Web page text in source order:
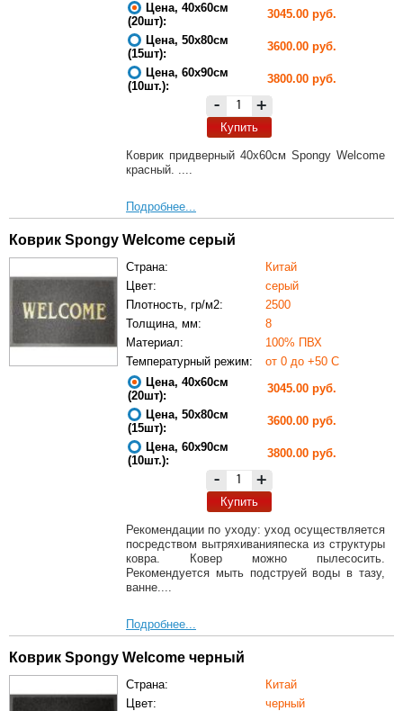
Цена, 40х60см
(20шт):
3045.00 руб.
Цена, 50х80см
(15шт):
3600.00 руб.
Цена, 60х90см
(10шт.):
3800.00 руб.
- +
Купить
Коврик придверный 40х60см Spongy Welcome
красный. ....
Подробнее...
Коврик Spongy Welcome серый
Страна:
Китай
Цвет:
серый
Плотность, гр/м2:
2500
Толщина, мм:
8
Материал:
100% ПВХ
Температурный режим:
от 0 до +50 С
Цена, 40х60см
(20шт):
3045.00 руб.
Цена, 50х80см
(15шт):
3600.00 руб.
Цена, 60х90см
(10шт.):
3800.00 руб.
- +
Купить
Рекомендации по уходу: уход осуществляется
посредством вытряхиванияпеска из структуры
ковра. Ковер можно пылесосить.
Рекомендуется мыть подструей воды в тазу,
ванне....
Подробнее...
Коврик Spongy Welcome черный
Страна:
Китай
Цвет:
черный